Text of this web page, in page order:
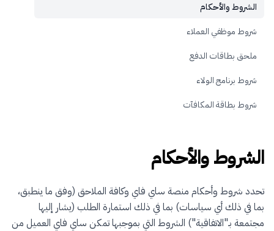
الشروط والأحكام
شروط موظفي العملاء
ملحق بطاقات الدفع
شروط برنامج الولاء
شروط بطاقة المكافآت
الشروط والأحكام
تحدد شروط وأحكام منصة ساي فاي وكافة الملاحق (وفق ما ينطبق،
بما في ذلك أي سياسات) بما في ذلك استمارة الطلب (يشار إليها
مجتمعة بـ"الاتفاقية") الشروط التي بموجبها تمكن ساي فاي العميل من